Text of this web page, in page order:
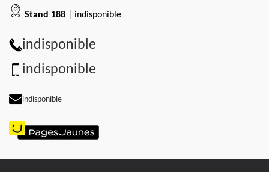
Stand 188 | indisponible
indisponible
indisponible
indisponible